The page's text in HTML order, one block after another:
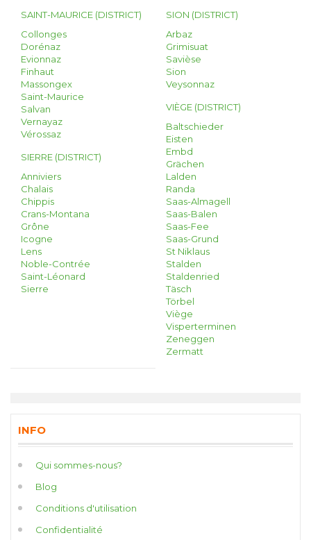
SAINT-MAURICE (DISTRICT)
Collonges
Dorénaz
Evionnaz
Finhaut
Massongex
Saint-Maurice
Salvan
Vernayaz
Vérossaz
SIERRE (DISTRICT)
Anniviers
Chalais
Chippis
Crans-Montana
Grône
Icogne
Lens
Noble-Contrée
Saint-Léonard
Sierre
SION (DISTRICT)
Arbaz
Grimisuat
Savièse
Sion
Veysonnaz
VIÈGE (DISTRICT)
Baltschieder
Eisten
Embd
Grächen
Lalden
Randa
Saas-Almagell
Saas-Balen
Saas-Fee
Saas-Grund
St Niklaus
Stalden
Staldenried
Täsch
Törbel
Viège
Visperterminen
Zeneggen
Zermatt
INFO
Qui sommes-nous?
Blog
Conditions d'utilisation
Confidentialité